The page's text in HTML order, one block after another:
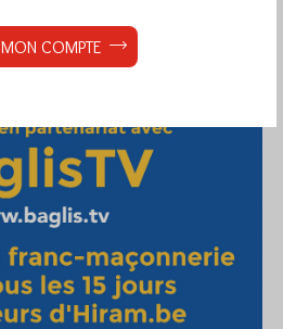
MON COMPTE